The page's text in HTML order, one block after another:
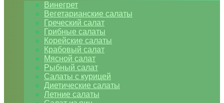
Винегрет
Вегетарианские салаты
Греческий салат
Грибные салаты
Корейские салаты
Крабовый салат
Мясной салат
Рыбный салат
Салаты с курицей
Диетические салаты
Летние салаты